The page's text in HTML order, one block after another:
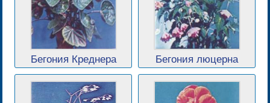
Бегония Креднера Бегония люцерна